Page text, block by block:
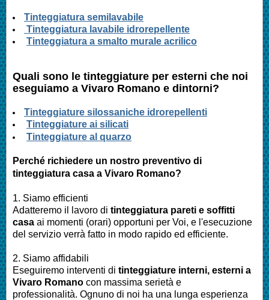
Tinteggiatura semilavabile
Tinteggiatura lavabile idrorepellente
Tinteggiatura a smalto murale acrilico
Quali sono le tinteggiature per esterni che noi
eseguiamo a Vivaro Romano e dintorni?
Tinteggiature silossaniche idrorepellenti
Tinteggiature ai silicati
Tinteggiature al quarzo
Perché richiedere un nostro preventivo di
tinteggiatura casa a Vivaro Romano?
1. Siamo efficienti
Adatteremo il lavoro di tinteggiatura pareti e soffitti
casa ai momenti (orari) opportuni per Voi, e l'esecuzione
del servizio verrà fatto in modo rapido ed efficiente.
2. Siamo affidabili
Eseguiremo interventi di tinteggiature interni, esterni a
Vivaro Romano con massima serietà e
professionalità. Ognuno di noi ha una lunga esperienza